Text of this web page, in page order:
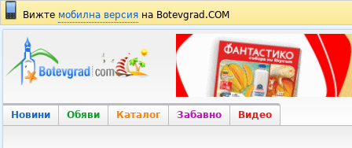
Вижте мобилна версия на Botevgrad.COM
Новини Обяви Каталог Забавно Видео